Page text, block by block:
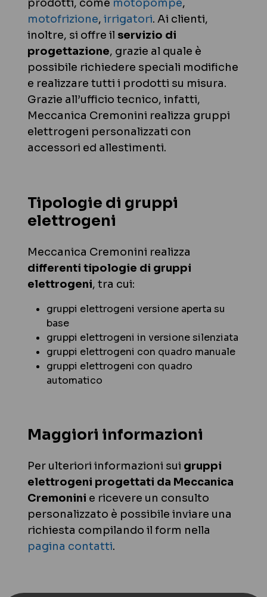
prodotti, come motopompe,
motofrizione, irrigatori. Ai clienti,
inoltre, si offre il servizio di
progettazione, grazie al quale è
possibile richiedere speciali modifiche
e realizzare tutti i prodotti su misura.
Grazie all’ufficio tecnico, infatti,
Meccanica Cremonini realizza gruppi
elettrogeni personalizzati con
accessori ed allestimenti.
Tipologie di gruppi
elettrogeni
Meccanica Cremonini realizza
differenti tipologie di gruppi
elettrogeni, tra cui:
gruppi elettrogeni versione aperta su
base
gruppi elettrogeni in versione silenziata
gruppi elettrogeni con quadro manuale
gruppi elettrogeni con quadro
automatico
Maggiori informazioni
Per ulteriori informazioni sui gruppi
elettrogeni progettati da Meccanica
Cremonini e ricevere un consulto
personalizzato è possibile inviare una
richiesta compilando il form nella
pagina contatti.